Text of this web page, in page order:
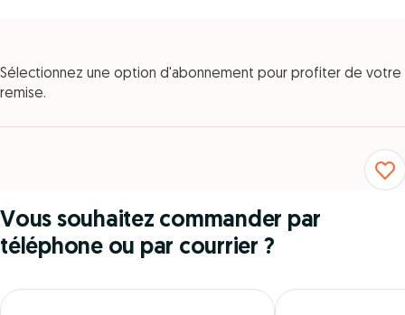
Sélectionnez une option d'abonnement pour profiter de votre
remise.
Vous souhaitez commander par
téléphone ou par courrier ?